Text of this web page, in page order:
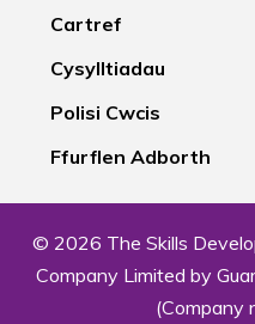
Cartref
Cysylltiadau
Polisi Cwcis
Ffurflen Adborth
© 2026 The Skills
Company Limited by
(Company